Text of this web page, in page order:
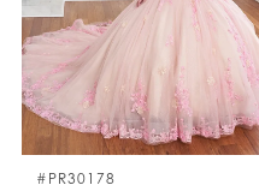
end
#PR30178